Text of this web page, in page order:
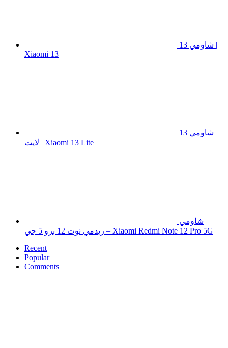
شاومي 13 |
Xiaomi 13
شاومي 13
لايت | Xiaomi 13 Lite
شاومي
ريدمي نوت 12 برو 5 جي – Xiaomi Redmi Note 12 Pro 5G
Recent
Popular
Comments